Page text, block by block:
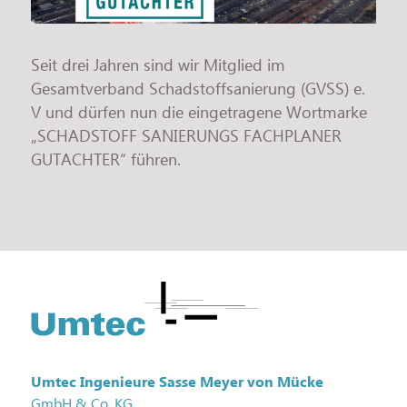
Jobs
Seit drei Jahren sind wir Mitglied im
Gesamtverband Schadstoffsanierung (GVSS) e.
V und dürfen nun die eingetragene Wortmarke
„SCHADSTOFF SANIERUNGS FACHPLANER
GUTACHTER“ führen.
Umtec Ingenieure Sasse Meyer von Mücke
GmbH & Co. KG